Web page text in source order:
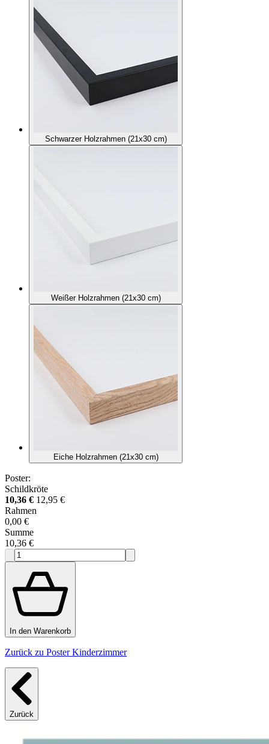
Schwarzer Holzrahmen (21x30 cm)
Weißer Holzrahmen (21x30 cm)
Eiche Holzrahmen (21x30 cm)
Poster:
Schildkröte
10,36 € 12,95 €
Rahmen
0,00 €
Summe
10,36 €
In den Warenkorb
Zurück zu Poster Kinderzimmer
Zurück